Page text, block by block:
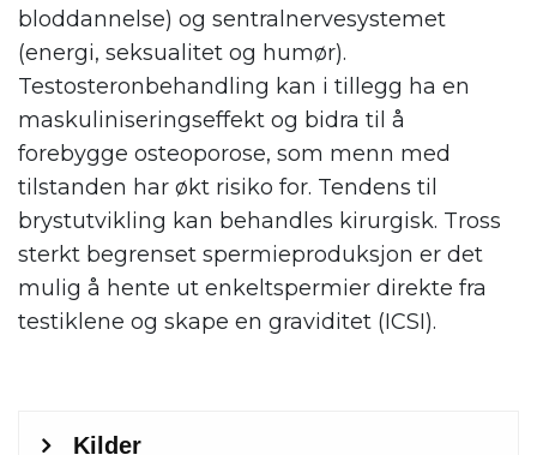
bloddannelse) og sentralnervesystemet
(energi, seksualitet og humør).
Testosteronbehandling kan i tillegg ha en
maskuliniseringseffekt og bidra til å
forebygge osteoporose, som menn med
tilstanden har økt risiko for. Tendens til
brystutvikling kan behandles kirurgisk. Tross
sterkt begrenset spermieproduksjon er det
mulig å hente ut enkeltspermier direkte fra
testiklene og skape en graviditet (ICSI).